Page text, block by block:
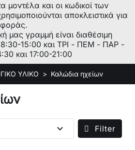
μοντέλα και οι κωδικοί των
αποκλειστικά για
μας γραμμή είναι διαθέσιμη
15:00 και ΤΡΙ - ΠΕΜ - ΠΑΡ -
και 17:00-21:00
ΥΛΙΚΟ Καλώδια ηχείων
expand_more Filter